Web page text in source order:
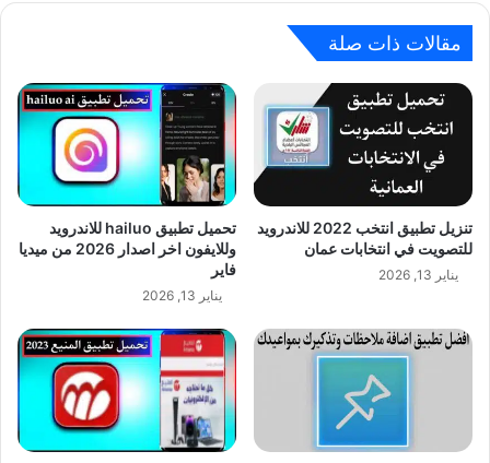
مقالات ذات صلة
تنزيل تطبيق انتخب 2022 للاندرويد
للتصويت في انتخابات عمان
يناير 13, 2026
تحميل تطبيق hailuo للاندرويد
وللايفون اخر اصدار 2026 من ميديا
فاير
يناير 13, 2026